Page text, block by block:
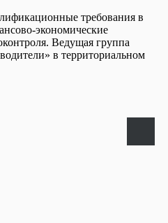
требования в
экономические
Ведущая группа
в территориальном